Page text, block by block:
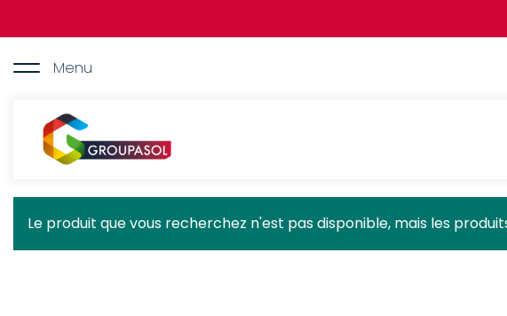
principalMenu
Groupasol
Message
d'état
Le produit que vous recherchez n'est pas disponible, mais les